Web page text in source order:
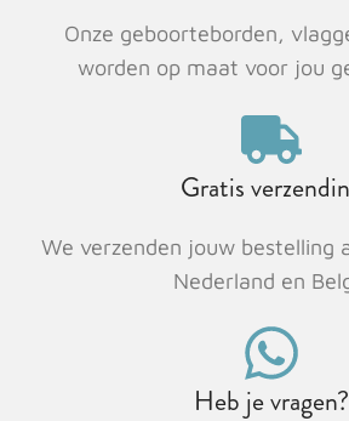
Onze geboorteborden,
worden op maat voor jou
Gratis
We verzenden jouw bestelling
Nederland en
Heb je vragen?